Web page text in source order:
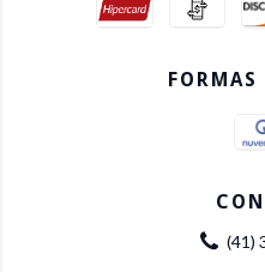
(41)